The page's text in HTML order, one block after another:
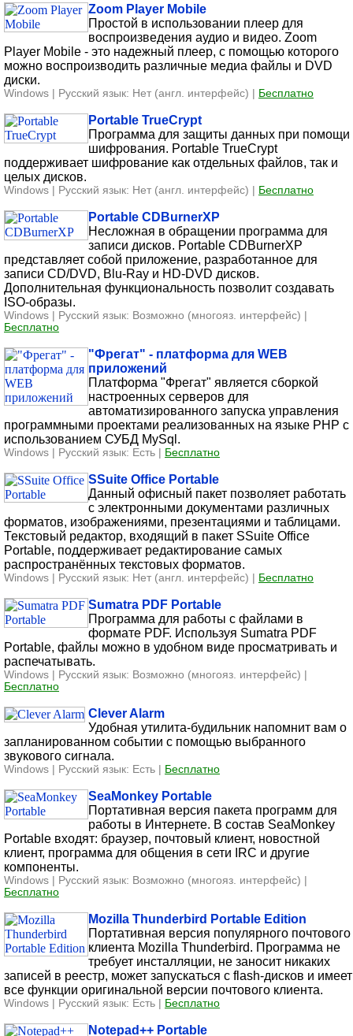
Zoom Player Mobile
Простой в использовании плеер для
воспроизведения аудио и видео. Zoom
Player Mobile - это надежный плеер, с помощью которого
можно воспроизводить различные медиа файлы и DVD
диски.
Windows | Русский язык: Нет (англ. интерфейс) | Бесплатно
Portable TrueCrypt
Программа для защиты данных при помощи
шифрования. Portable TrueCrypt
поддерживает шифрование как отдельных файлов, так и
целых дисков.
Windows | Русский язык: Нет (англ. интерфейс) | Бесплатно
Portable CDBurnerXP
Несложная в обращении программа для
записи дисков. Portable CDBurnerXP
представляет собой приложение, разработанное для
записи CD/DVD, Blu-Ray и HD-DVD дисков.
Дополнительная функциональность позволит создавать
ISO-образы.
Windows | Русский язык: Возможно (многояз. интерфейс) |
Бесплатно
"Фрегат" - платформа для WEB
приложений
Платформа "Фрегат" является сборкой
настроенных серверов для
автоматизированного запуска управления
программными проектами реализованных на языке PHP с
использованием СУБД MySql.
Windows | Русский язык: Есть | Бесплатно
SSuite Office Portable
Данный офисный пакет позволяет работать
с электронными документами различных
форматов, изображениями, презентациями и таблицами.
Текстовый редактор, входящий в пакет SSuite Office
Portable, поддерживает редактирование самых
распространённых текстовых форматов.
Windows | Русский язык: Нет (англ. интерфейс) | Бесплатно
Sumatra PDF Portable
Программа для работы с файлами в
формате PDF. Используя Sumatra PDF
Portable, файлы можно в удобном виде просматривать и
распечатывать.
Windows | Русский язык: Возможно (многояз. интерфейс) |
Бесплатно
Clever Alarm
Удобная утилита-будильник напомнит вам о
запланированном событии с помощью выбранного
звукового сигнала.
Windows | Русский язык: Есть | Бесплатно
SeaMonkey Portable
Портативная версия пакета программ для
работы в Интернете. В состав SeaMonkey
Portable входят: браузер, почтовый клиент, новостной
клиент, программа для общения в сети IRC и другие
компоненты.
Windows | Русский язык: Возможно (многояз. интерфейс) |
Бесплатно
Mozilla Thunderbird Portable Edition
Портативная версия популярного почтового
клиента Mozilla Thunderbird. Программа не
требует инсталляции, не заносит никаких
записей в реестр, может запускаться с flash-дисков и имеет
все функции оригинальной версии почтового клиента.
Windows | Русский язык: Есть | Бесплатно
Notepad++ Portable